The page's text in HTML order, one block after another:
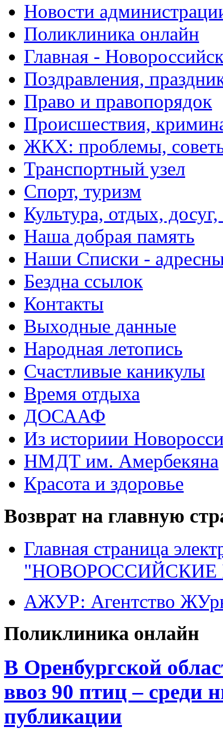
Новости
Поликлиника онлайн
Главная -
Поздравления,
Право и правопорядок
Происшествия,
ЖКХ: проблемы,
Транспортный узел
Спорт, туризм
Культура, отдых,
Наша добрая память
Наши Списки -
Бездна ссылок
Контакты
Выходные данные
Народная летопись
Счастливые каникулы
Время отдыха
ДОСААФ
Из историии
НМДТ им. Амербекяна
Красота и здоровье
Возврат на главную
Главная страница
"НОВОРОССИЙСКИЕ
АЖУР: Агентство
Поликлиника онлайн
В Оренбургской
ввоз 90 птиц – среди
публикации